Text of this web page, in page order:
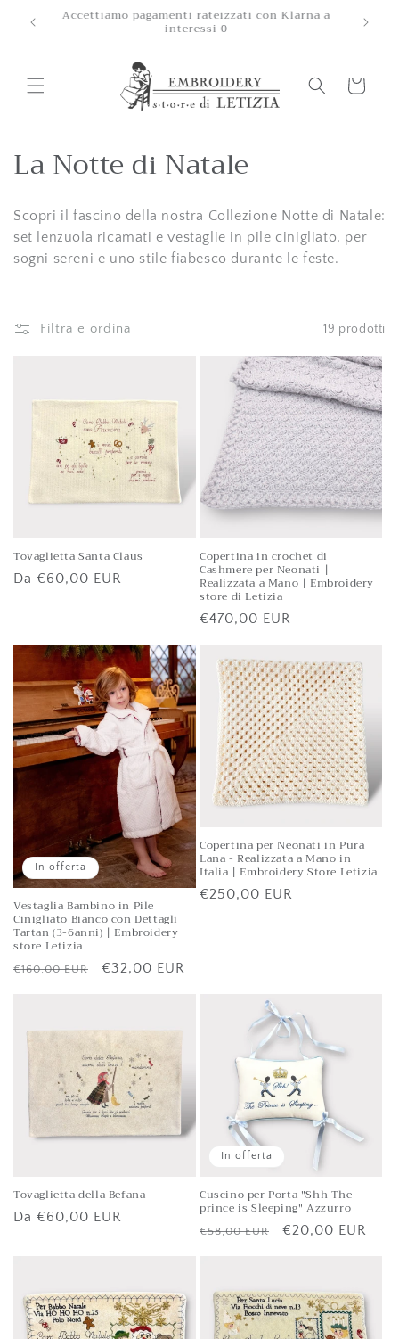
direttamenteAccettiamo pagamenti rateizzati con Klarna a
interessi 0
Carrello
C
o
l
l
z
La Notte di Natale
Scopri il fascino della nostra Collezione Notte di Natale:
set lenzuola ricamati e vestaglie in pile cinigliato, per
sogni sereni e uno stile fiabesco durante le feste.
Filtra e ordina 19 prodotti
Tovaglietta Santa Claus
Prezzo
Da €60,00 EUR
Copertina in crochet di
Cashmere per Neonati |
Realizzata a Mano | Embroidery
store di Letizia
Prezzo
listino
€470,00 EUR
In offerta
Vestaglia Bambino in Pile
Cinigliato Bianco con Dettagli
Tartan (3-6anni) | Embroidery
store Letizia
Prezzo
€160,00 EUR
Prezzo
€32,00 EUR
Copertina per Neonati in Pura
Lana - Realizzata a Mano in
Italia | Embroidery Store Letizia
Prezzo
€250,00 EUR
Tovaglietta della Befana
Prezzo
Da €60,00 EUR
In offerta
Cuscino per Porta "Shh The
prince is Sleeping" Azzurro
Prezzo
€58,00 EUR
Prezzo
€20,00 EUR